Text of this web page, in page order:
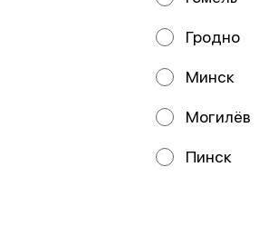
Файлы cookie
Гродно
Минск
Могилёв
Пинск